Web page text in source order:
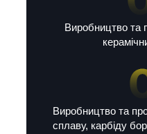
Виробництво та
Виробництво та
сплаву, карбіду